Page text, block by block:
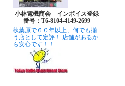
小林電機商会 インボイス登録
番号：T6-8104-4149-2699
秋葉原で６０年以上、何でも揃
う店として定評！ 店舗があるか
ら安心です！！